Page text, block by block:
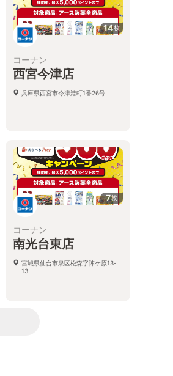
14枚
コーナン
西宮今津店
兵庫県西宮市今津港町1番26号
7枚
コーナン
南光台東店
宮城県仙台市泉区松森字陣ケ原13-
13